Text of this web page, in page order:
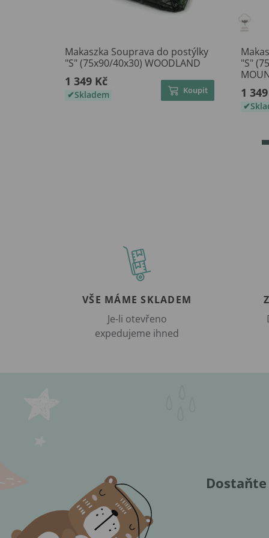
Makaszka Souprava do postýlky
"S" (75x90/40x30) WOODLAND
1 349 Kč
Skladem Koupit
"S"
1
VŠE MÁME SKLADEM
Je-li otevřeno
expedujeme ihned